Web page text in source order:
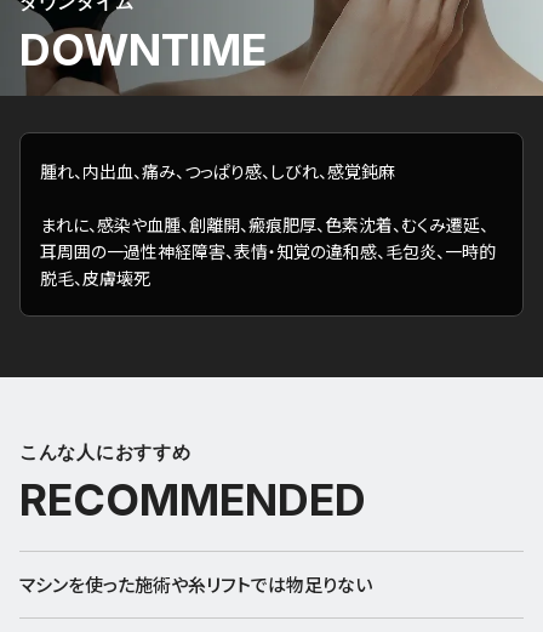
DOWNTIME
腫れ、内出血、痛み、つっぱり感、しびれ、感覚鈍麻
まれに、感染や血腫、創離開、瘢痕肥厚、色素沈着、むくみ遷延、
耳周囲の一過性神経障害、表情・知覚の違和感、毛包炎、一時的
脱毛、皮膚壊死
こんな人におすすめ
RECOMMENDED
マシンを使った施術や糸リフトでは物足りない